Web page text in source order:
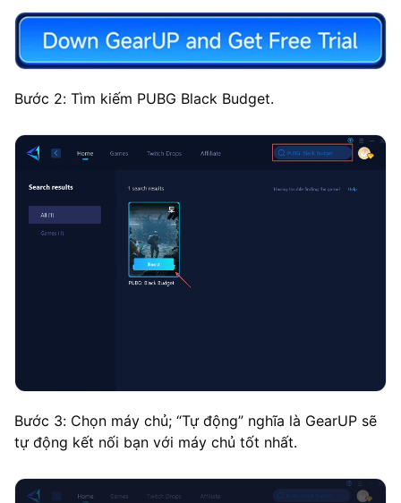
Bước 2: Tìm kiếm PUBG Black Budget.
Bước 3: Chọn máy chủ; “Tự động” nghĩa là GearUP sẽ
tự động kết nối bạn với máy chủ tốt nhất.